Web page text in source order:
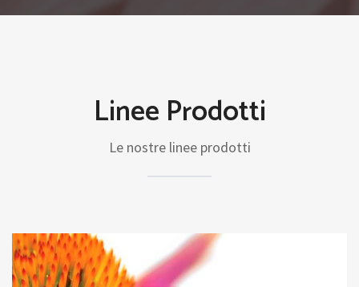
Linee Prodotti
Le nostre linee prodotti